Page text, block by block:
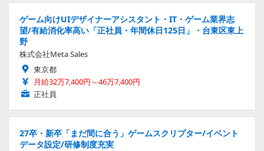
ゲーム向けUIデザイナーアシスタント・IT・ゲーム業界志
望/有給消化率高い「正社員・年間休日125日」・台東区東上
野
株式会社Meta Sales
東京都
月給32万7,400円～46万7,400円
正社員
27卒・新卒「まだ間に合う」ゲームスクリプター/イベント
データ設定/研修制度充実